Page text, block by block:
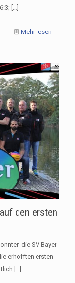
[…]
Mehr lesen
den ersten
die SV Bayer
erhofften ersten
[…]